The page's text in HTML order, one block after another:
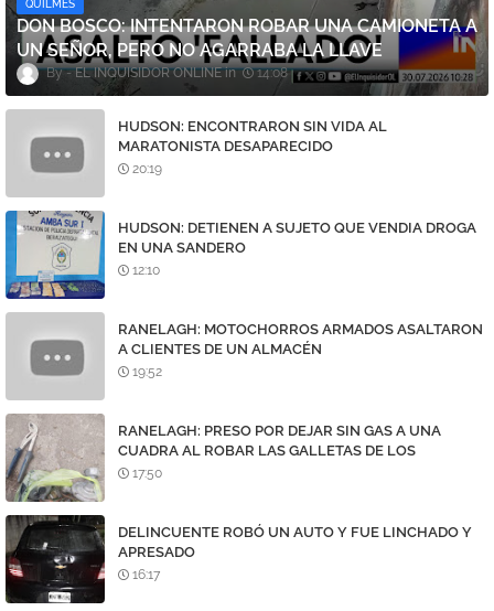
QUILMES
DON BOSCO: INTENTARON ROBAR UNA CAMIONETA A
UN SEÑOR, PERO NO AGARRABA LA LLAVE
EL INQUISIDOR ONLINE 14:08
HUDSON: ENCONTRARON SIN VIDA AL
MARATONISTA DESAPARECIDO
20:19
HUDSON: DETIENEN A SUJETO QUE VENDIA DROGA
EN UNA SANDERO
12:10
RANELAGH: MOTOCHORROS ARMADOS ASALTARON
A CLIENTES DE UN ALMACÉN
19:52
RANELAGH: PRESO POR DEJAR SIN GAS A UNA
CUADRA AL ROBAR LAS GALLETAS DE LOS
MEDIDORES
17:50
DELINCUENTE ROBÓ UN AUTO Y FUE LINCHADO Y
APRESADO
16:17